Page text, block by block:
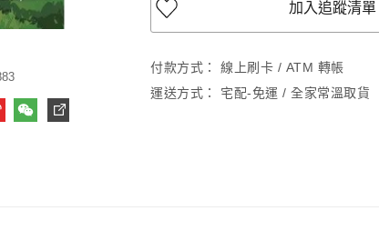
加入追蹤清單
付款方式：
線上刷卡 / ATM 轉帳
運送方式：
宅配-免運 / 全家常溫取貨